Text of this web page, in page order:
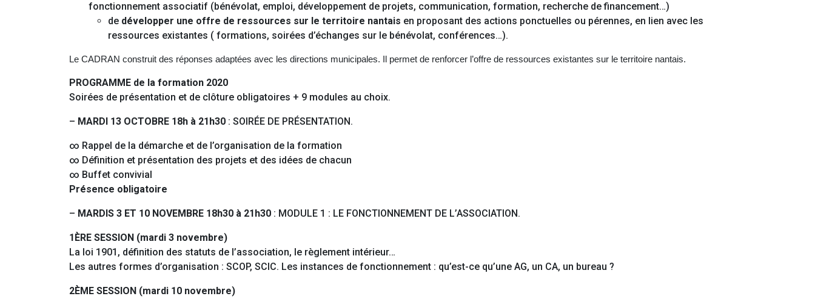
fonctionnement associatif (bénévolat, emploi, développement de projets, communication, formation, recherche de financement…)
de développer une offre de ressources sur le territoire nantais en proposant des actions ponctuelles ou pérennes, en lien avec les
ressources existantes ( formations, soirées d’échanges sur le bénévolat, conférences…).
Le CADRAN construit des réponses adaptées avec les directions municipales. Il permet de renforcer l’offre de ressources existantes sur le territoire nantais.
PROGRAMME de la formation 2020
Soirées de présentation et de clôture obligatoires + 9 modules au choix.
– MARDI 13 OCTOBRE 18h à 21h30 : SOIRÉE DE PRÉSENTATION.
∞ Rappel de la démarche et de l’organisation de la formation
∞ Définition et présentation des projets et des idées de chacun
∞ Buffet convivial
Présence obligatoire
– MARDIS 3 ET 10 NOVEMBRE 18h30 à 21h30 : MODULE 1 : LE FONCTIONNEMENT DE L’ASSOCIATION.
1ÈRE SESSION (mardi 3 novembre)
La loi 1901, définition des statuts de l’association, le règlement intérieur…
Les autres formes d’organisation : SCOP, SCIC. Les instances de fonctionnement : qu’est-ce qu’une AG, un CA, un bureau ?
2ÈME SESSION (mardi 10 novembre)